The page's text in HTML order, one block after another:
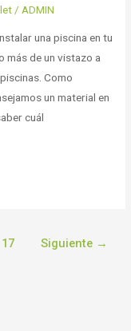
/ ADMIN
una piscina en tu
más de un vistazo a
Como
un material en
cuál
17 Siguiente →